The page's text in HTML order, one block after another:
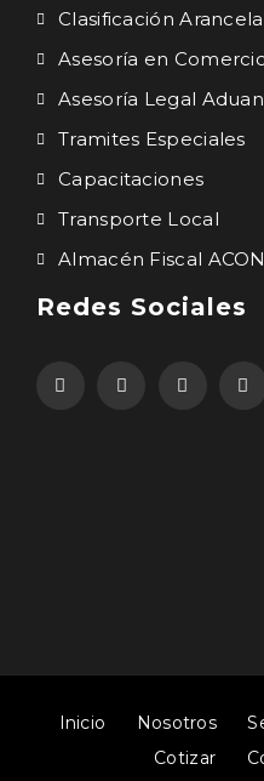
Clasificación
Asesoría en
Asesoría Legal
Tramites Especiales
Capacitaciones
Transporte Local
Almacén Fiscal
Redes Sociales
Inicio Nosotros
Cotizar